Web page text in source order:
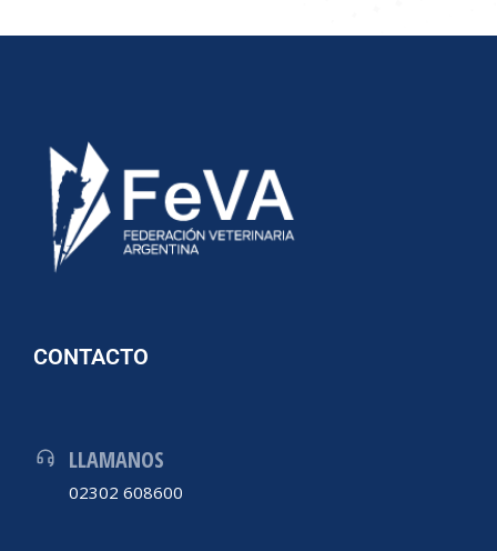
CONTACTO
LLAMANOS
02302 608600